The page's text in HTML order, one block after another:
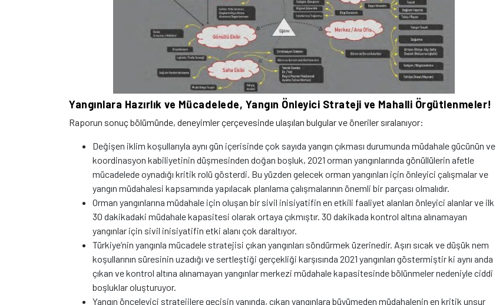
Yangınlara Hazırlık ve Mücadelede, Yangın Önleyici Strateji ve Mahalli Örgütlenmeler!
Raporun sonuç bölümünde, deneyimler çerçevesinde ulaşılan bulgular ve öneriler sıralanıyor:
Değişen iklim koşullarıyla aynı gün içerisinde çok sayıda yangın çıkması durumunda müdahale gücünün ve
koordinasyon kabiliyetinin düşmesinden doğan boşluk, 2021 orman yangınlarında gönüllülerin afetle
mücadelede oynadığı kritik rolü gösterdi. Bu yüzden gelecek orman yangınları için önleyici çalışmalar ve
yangın müdahalesi kapsamında yapılacak planlama çalışmalarının önemli bir parçası olmalıdır.
Orman yangınlarına müdahale için oluşan bir sivil inisiyatifin en etkili faaliyet alanları önleyici alanlar ve ilk
30 dakikadaki müdahale kapasitesi olarak ortaya çıkmıştır. 30 dakikada kontrol altına alınamayan
yangınlar için sivil inisiyatifin etki alanı çok daraltıyor.
Türkiye’nin yangınla mücadele stratejisi çıkan yangınları söndürmek üzerinedir. Aşırı sıcak ve düşük nem
koşullarının süresinin uzadığı ve sertleştiği gerçekliği karşısında 2021 yangınları göstermiştir ki aynı anda
çıkan ve kontrol altına alınamayan yangınlar merkezi müdahale kapasitesinde bölünmeler nedeniyle ciddi
boşluklar oluşturuyor.
Yangın önceleyici stratejilere geçişin yanında, çıkan yangınlara büyümeden müdahalenin en kritik unsur